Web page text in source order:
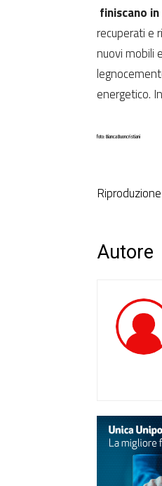
finiscano
recuperati e
nuovi mobili
energetico.
foto: Bianca Buoncristiani
Autore